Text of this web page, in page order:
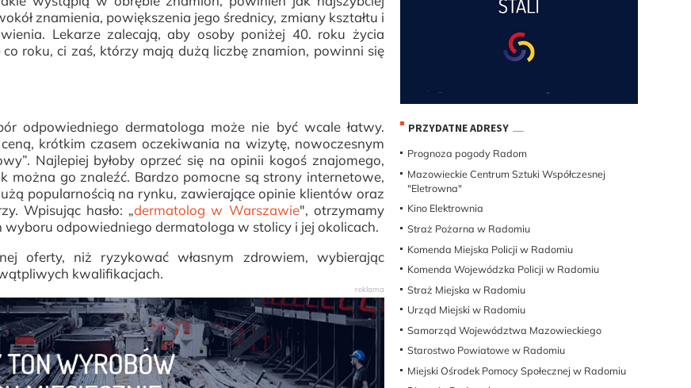
znamienia, powiększenia jego średnicy, zmiany kształtu i
Lekarze zalecają, aby osoby poniżej 40. roku życia
roku, ci zaś, którzy mają dużą liczbę znamion, powinni się
odpowiedniego dermatologa może nie być wcale łatwy.
krótkim czasem oczekiwania na wizytę, nowoczesnym
Najlepiej byłoby oprzeć się na opinii kogoś znajomego,
można go znaleźć. Bardzo pomocne są strony internetowe,
popularnością na rynku, zawierające opinie klientów oraz
Wpisując hasło: „dermatolog w Warszawie", otrzymamy
odpowiedniego dermatologa w stolicy i jej okolicach.
oferty, niż ryzykować własnym zdrowiem, wybierając
kwalifikacjach.
PRZYDATNE ADRESY
Prognoza pogody Radom
Mazowieckie Centrum Sztuki Współczesnej
"Eletrowna"
Kino Elektrownia
Straż Pożarna w Radomiu
Komenda Miejska Policji w Radomiu
Komenda Wojewódzka Policji w Radomiu
Straż Miejska w Radomiu
Urząd Miejski w Radomiu
Samorząd Województwa Mazowieckiego
Starostwo Powiatowe w Radomiu
Miejski Ośrodek Pomocy Społecznej w Radomiu